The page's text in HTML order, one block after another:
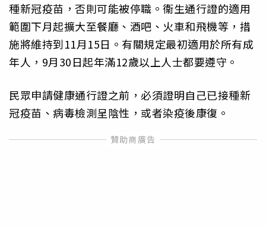
種新冠疫苗，否則可能被停職。衞生通行證的適用
範圍下月起擴大至餐廳、酒吧、火車和飛機等，措
施將維持到11月15日。有關規定最初適用於所有成
年人，9月30日起年滿12歲以上人士都要遵守。
民眾申請健康通行證之前，必須證明自己已接種新
冠疫苗、病毒檢測呈陰性，或者染疫後康復。